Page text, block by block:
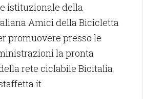
istituzionale della
Amici della Bicicletta
promuovere presso le
la pronta
rete ciclabile Bicitalia